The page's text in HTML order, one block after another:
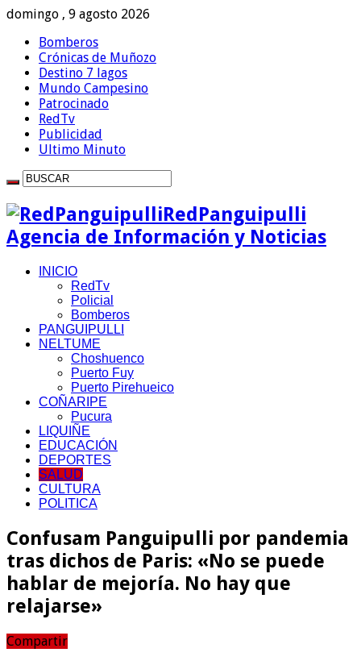
domingo , 9 agosto 2026
Bomberos
Crónicas de Muñozo
Destino 7 lagos
Mundo Campesino
Patrocinado
RedTv
Publicidad
Ultimo Minuto
RedPanguipulli
Agencia de Información y Noticias
INICIO
RedTv
Policial
Bomberos
PANGUIPULLI
NELTUME
Choshuenco
Puerto Fuy
Puerto Pirehueico
COÑARIPE
Pucura
LIQUIÑE
EDUCACIÓN
DEPORTES
SALUD
CULTURA
POLITICA
Confusam Panguipulli por pandemia
tras dichos de Paris: «No se puede
hablar de mejoría. No hay que
relajarse»
Compartir